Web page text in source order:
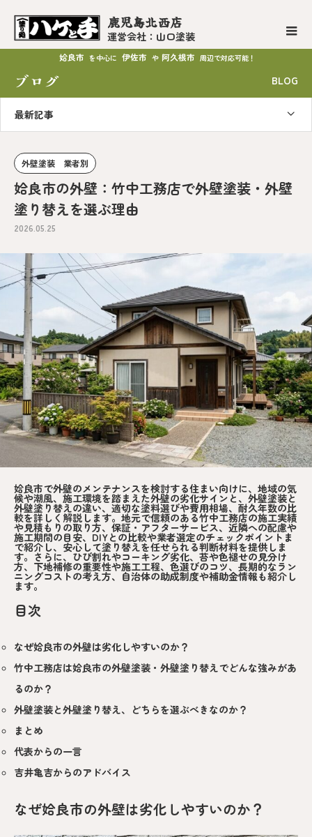
鹿児島北西店
運営会社：山口塗装
姶良市 を中心に 伊佐市 や 阿久根市 周辺で対応可能！
ブログ BLOG
最新記事
外壁塗装 業者別
姶良市の外壁：竹中工務店で外壁塗装・外壁
塗り替えを選ぶ理由
2026.05.25
姶良市で外壁のメンテナンスを検討する住まい向けに、地域の気
候や潮風、施工環境を踏まえた外壁の劣化サインと、外壁塗装と
外壁塗り替えの違い、適切な塗料選びや費用相場、耐久年数の比
較を詳しく解説します。地元で信頼のある竹中工務店の施工実績
や見積もりの取り方、保証・アフターサービス、近隣への配慮や
施工期間の目安、DIYとの比較や業者選定のチェックポイントま
で紹介し、安心して塗り替えを任せられる判断材料を提供しま
す。さらに、ひび割れやコーキング劣化、苔や色褪せの見分け
方、下地補修の重要性や施工工程、色選びのコツ、長期的なラン
ニングコストの考え方、自治体の助成制度や補助金情報も紹介し
ます。
目次
なぜ姶良市の外壁は劣化しやすいのか？
竹中工務店は姶良市の外壁塗装・外壁塗り替えでどんな強みがあ
るのか？
外壁塗装と外壁塗り替え、どちらを選ぶべきなのか？
まとめ
代表からの一言
吉井亀吉からのアドバイス
なぜ姶良市の外壁は劣化しやすいのか？